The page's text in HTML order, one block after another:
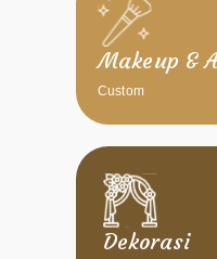
Makeup &
Custom
Dekorasi